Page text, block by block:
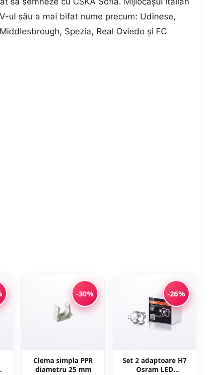
ul său a mai bifat nume precum: Udinese,
Spezia, Real Oviedo şi FC
-30%
Clema simpla PPR
diametru 25 mm
-26%
Set 2 adaptoare H7
Osram LED